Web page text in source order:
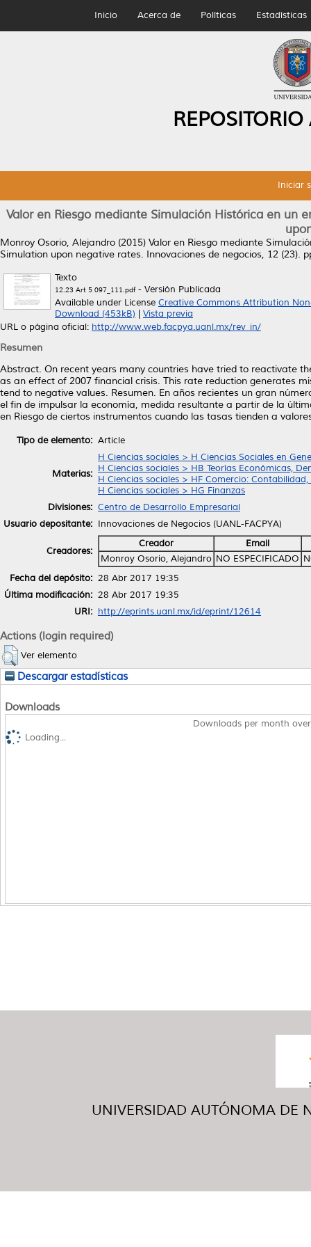
Inicio Acerca de Políticas Estadísticas
Iniciar
Valor en Riesgo mediante Simulación Histórica en un
Monroy Osorio, Alejandro (2015) Valor en Riesgo mediante
Simulation upon negative rates. Innovaciones de negocios, 12 (23).
Texto
12.23 Art 5 097_111.pdf- Versión Publicada
Available under License Creative Commons Attribution
Download (453kB)
Vista previa
URL o página oficial: http://www.web.facpya.uanl.mx/rev_in/
Resumen
Abstract. On recent years many countries have tried to reactivate
as an effect of 2007 financial crisis. This rate reduction generates
tend to negative values. Resumen. En años recientes un gran
el fin de impulsar la economía, medida resultante a partir de la
en Riesgo de ciertos instrumentos cuando las tasas tienden a
Tipo de elemento: Article
Materias:
H Ciencias sociales > H Ciencias Sociales en
H Ciencias sociales > HB Teorías Económicas,
H Ciencias sociales > HF Comercio:
H Ciencias sociales > HG Finanzas
Divisiones: Centro de Desarrollo Empresarial
Usuario depositante: Innovaciones de Negocios (UANL-FACPYA)
Creadores:
Creador
Email
Monroy Osorio, Alejandro NO ESPECIFICADO
Fecha del depósito: 28 Abr 2017 19:35
Última modificación: 28 Abr 2017 19:35
URI: http://eprints.uanl.mx/id/eprint/12614
Actions (login required)
Ver elemento
Descargar estadísticas
Downloads
Downloads per month
Loading...
UNIVERSIDAD AUTÓNOMA DE